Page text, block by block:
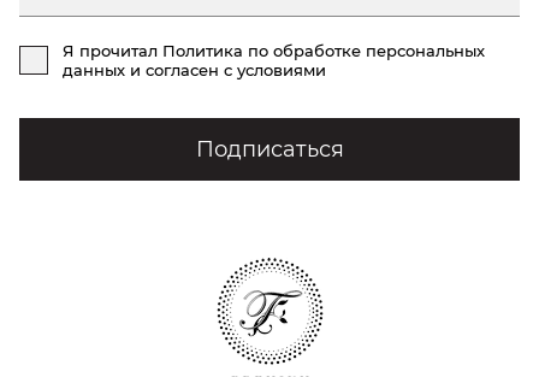
Я прочитал Политика по обработке персональных
данных и согласен с условиями
Подписаться